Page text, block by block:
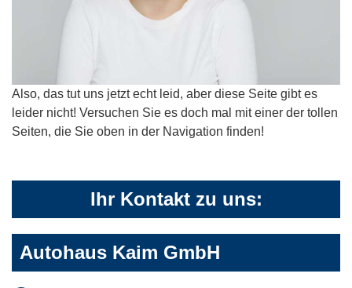
Also, das tut uns jetzt echt leid, aber diese Seite gibt es
leider nicht! Versuchen Sie es doch mal mit einer der tollen
Seiten, die Sie oben in der Navigation finden!
Ihr Kontakt zu uns:
Autohaus Kaim GmbH